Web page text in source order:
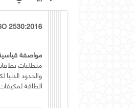
2530:2016
مواصفة
متطلبات
والحدود الدنيا
الطاقة